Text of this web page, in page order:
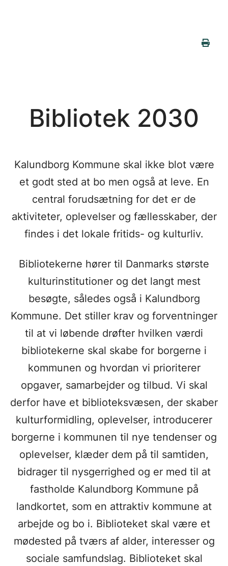
Bibliotek 2030
Kalundborg Kommune skal ikke blot være
et godt sted at bo men også at leve. En
central forudsætning for det er de
aktiviteter, oplevelser og fællesskaber, der
findes i det lokale fritids- og kulturliv.
Bibliotekerne hører til Danmarks største
kulturinstitutioner og det langt mest
besøgte, således også i Kalundborg
Kommune. Det stiller krav og forventninger
til at vi løbende drøfter hvilken værdi
bibliotekerne skal skabe for borgerne i
kommunen og hvordan vi prioriterer
opgaver, samarbejder og tilbud. Vi skal
derfor have et biblioteksvæsen, der skaber
kulturformidling, oplevelser, introducerer
borgerne i kommunen til nye tendenser og
oplevelser, klæder dem på til samtiden,
bidrager til nysgerrighed og er med til at
fastholde Kalundborg Kommune på
landkortet, som en attraktiv kommune at
arbejde og bo i. Biblioteket skal være et
mødested på tværs af alder, interesser og
sociale samfundslag. Biblioteket skal